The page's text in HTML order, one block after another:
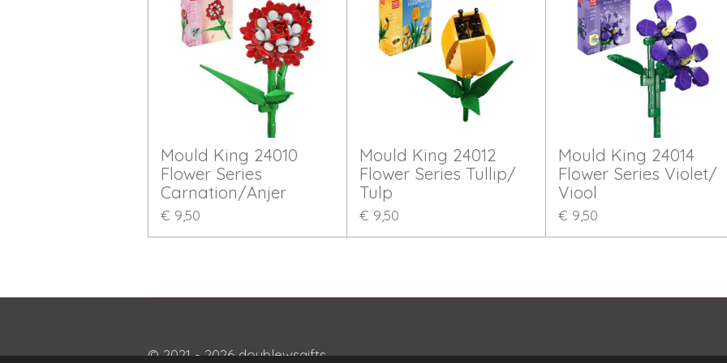
Mould King 24010
Flower Series
Carnation/Anjer
€ 9,50
Mould King 24012
Flower Series Tullip/
Tulp
€ 9,50
Mould King 24014
Flower Series Violet/
Viool
€ 9,50
© 2021 - 2026 doublewsgifts